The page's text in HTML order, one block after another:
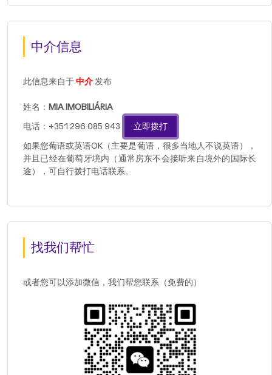
中介信息
此信息来自于中介发布
姓名： MIA IMOBILIÁRIA
电话：+351 296 085 943
立即拨打
如果您葡语或英语OK（主要是葡语，很多当地人不说英语），
并且已经在葡萄牙境内（通常房东不会接听来自境外的国际长
途），可自行拨打电话联系。
找我们帮忙
或者您可以添加微信，我们帮您联系（免费的）